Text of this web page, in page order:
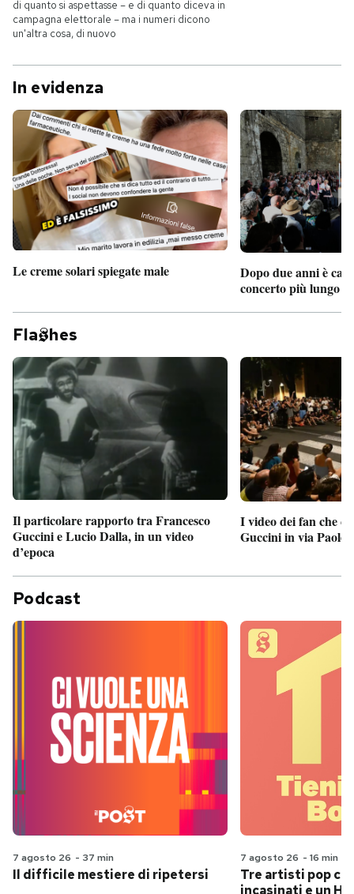
di quanto si aspettasse – e di quanto diceva in
campagna elettorale – ma i numeri dicono
un'altra cosa, di nuovo
In evidenza
Le creme solari spiegate male
Dopo due anni è
concerto più lungo
Fla hes
Il particolare rapporto tra Francesco
Guccini e Lucio Dalla, in un video
d’epoca
I video dei fan che
Guccini in via Paolo
Podcast
7 agosto 26 - 37 min
Il difficile mestiere di ripetersi
7 agosto 26 - 16 min
Tre artisti pop
incasinati e un